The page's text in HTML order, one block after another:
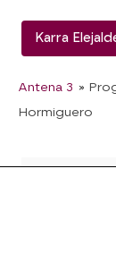
Karra
Antena 3 »
Hormiguero